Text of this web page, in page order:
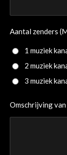
Aantal zenders
1 muziek
2 muziek
3 muziek
Omschrijving